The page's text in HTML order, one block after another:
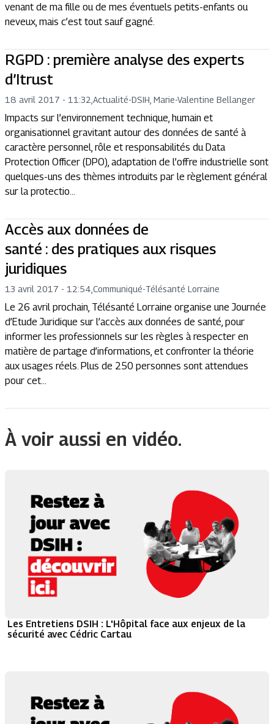
venant de ma fille ou de mes éventuels petits-enfants ou
neveux, mais c’est tout sauf gagné.
RGPD : première analyse des experts
d’Itrust
18 avril 2017 - 11:32 Actualité-DSIH, Marie-Valentine Bellanger
Impacts sur l’environnement technique, humain et
organisationnel gravitant autour des données de santé à
caractère personnel, rôle et responsabilités du Data
Protection Officer (DPO), adaptation de l’offre industrielle sont
quelques-uns des thèmes introduits par le règlement général
sur la protectio...
Accès aux données de
santé : des pratiques aux risques
juridiques
13 avril 2017 - 12:54 Communiqué-Télésanté Lorraine
Le 26 avril prochain, Télésanté Lorraine organise une Journée
d’Etude Juridique sur l’accès aux données de santé, pour
informer les professionnels sur les règles à respecter en
matière de partage d’informations, et confronter la théorie
aux usages réels. Plus de 250 personnes sont attendues
pour cet...
À voir aussi en vidéo.
Les Entretiens DSIH : L'Hôpital face aux enjeux de la
sécurité avec Cédric Cartau